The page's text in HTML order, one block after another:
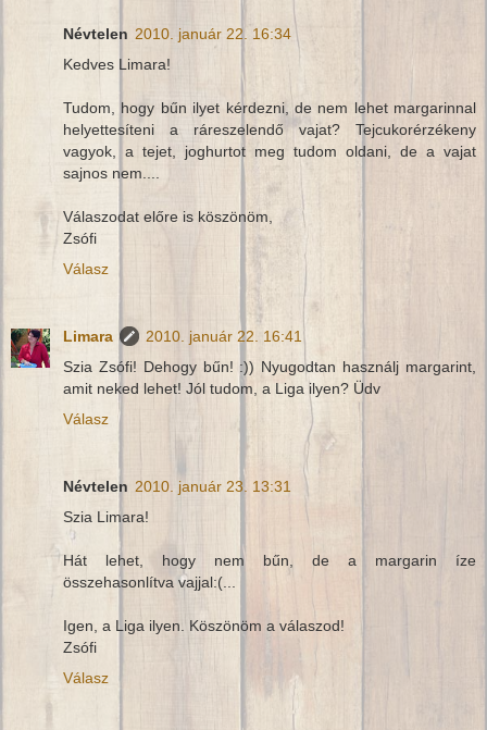
Névtelen 2010. január 22. 16:34
Kedves Limara!
Tudom, hogy bűn ilyet kérdezni, de nem lehet margarinnal
helyettesíteni a ráreszelendő vajat? Tejcukorérzékeny
vagyok, a tejet, joghurtot meg tudom oldani, de a vajat
sajnos nem....
Válaszodat előre is köszönöm,
Zsófi
Válasz
Limara
2010. január 22. 16:41
Szia Zsófi! Dehogy bűn! :)) Nyugodtan használj margarint,
amit neked lehet! Jól tudom, a Liga ilyen? Üdv
Válasz
Névtelen 2010. január 23. 13:31
Szia Limara!
Hát lehet, hogy nem bűn, de a margarin íze
összehasonlítva vajjal:(...
Igen, a Liga ilyen. Köszönöm a válaszod!
Zsófi
Válasz